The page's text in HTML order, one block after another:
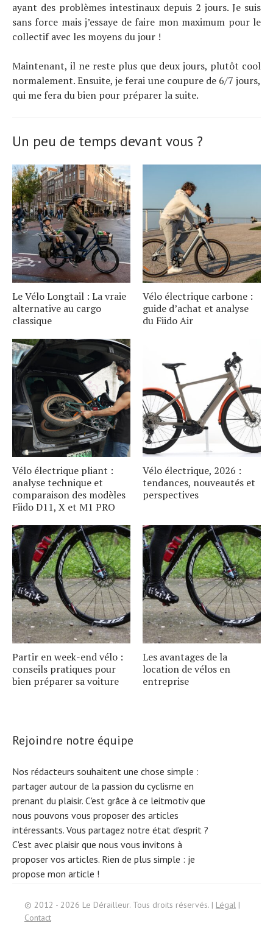
ayant des problèmes intestinaux depuis 2 jours. Je suis
sans force mais j’essaye de faire mon maximum pour le
collectif avec les moyens du jour !
Maintenant, il ne reste plus que deux jours, plutôt cool
normalement. Ensuite, je ferai une coupure de 6/7 jours,
qui me fera du bien pour préparer la suite.
Un peu de temps devant vous ?
Le Vélo Longtail : La vraie
alternative au cargo
classique
Vélo électrique carbone :
guide d’achat et analyse
du Fiido Air
Vélo électrique pliant :
analyse technique et
comparaison des modèles
Fiido D11, X et M1 PRO
Vélo électrique, 2026 :
tendances, nouveautés et
perspectives
Partir en week-end vélo :
conseils pratiques pour
bien préparer sa voiture
Les avantages de la
location de vélos en
entreprise
Rejoindre notre équipe
Nos rédacteurs souhaitent une chose simple :
partager autour de la passion du cyclisme en
prenant du plaisir. C'est grâce à ce leitmotiv que
nous pouvons vous proposer des articles
intéressants. Vous partagez notre état d'esprit ?
C'est avec plaisir que nous vous invitons à
proposer vos articles. Rien de plus simple : je
propose mon article !
© 2012 - 2026 Le Dérailleur. Tous droits réservés. | Légal |
Contact
Search
for: